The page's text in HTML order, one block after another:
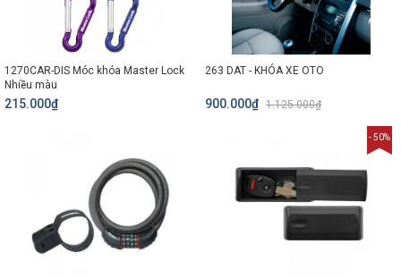
1270CAR-DIS Móc khóa Master Lock
Nhiều màu
215.000₫
263 DAT - KHÓA XE OTO
900.000₫ 1.125.000₫
- 50%